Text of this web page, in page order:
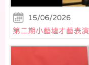
15/06/2026
第二期小藝墟才藝表演